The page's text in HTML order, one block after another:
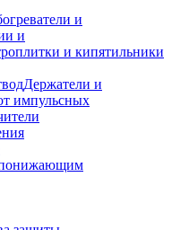
и
и
и кипятильники
Держатели и
импульсных